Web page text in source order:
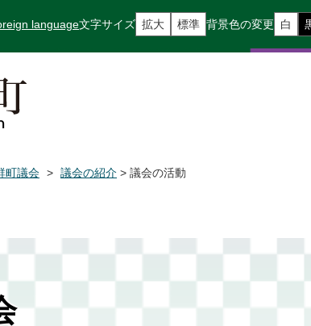
language文字サイズ 拡大 標準 背景色の変更 白
町議会 > 議会の紹介 > 議会の活動